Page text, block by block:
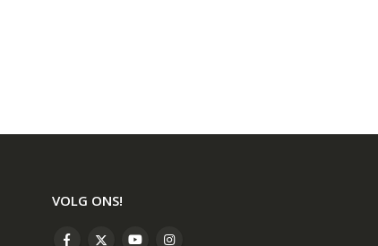
VOLG ONS!